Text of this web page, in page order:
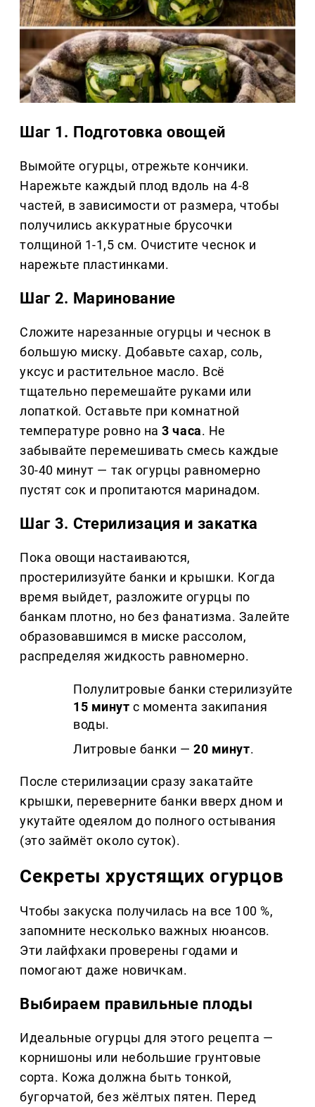
Шаг 1. Подготовка овощей
Вымойте огурцы, отрежьте кончики.
Нарежьте каждый плод вдоль на 4-8
частей, в зависимости от размера, чтобы
получились аккуратные брусочки
толщиной 1-1,5 см. Очистите чеснок и
нарежьте пластинками.
Шаг 2. Маринование
Сложите нарезанные огурцы и чеснок в
большую миску. Добавьте сахар, соль,
уксус и растительное масло. Всё
тщательно перемешайте руками или
лопаткой. Оставьте при комнатной
температуре ровно на3 часа. Не
забывайте перемешивать смесь каждые
30-40 минут — так огурцы равномерно
пустят сок и пропитаются маринадом.
Шаг 3. Стерилизация и закатка
Пока овощи настаиваются,
простерилизуйте банки и крышки. Когда
время выйдет, разложите огурцы по
банкам плотно, но без фанатизма. Залейте
образовавшимся в миске рассолом,
распределяя жидкость равномерно.
Полулитровые банки стерилизуйте
15 минут с момента закипания
воды.
Литровые банки —20 минут.
После стерилизации сразу закатайте
крышки, переверните банки вверх дном и
укутайте одеялом до полного остывания
(это займёт около суток).
Секреты хрустящих огурцов
Чтобы закуска получилась на все 100 %,
запомните несколько важных нюансов.
Эти лайфхаки проверены годами и
помогают даже новичкам.
Выбираем правильные плоды
Идеальные огурцы для этого рецепта —
корнишоны или небольшие грунтовые
сорта. Кожа должна быть тонкой,
бугорчатой, без жёлтых пятен. Перед